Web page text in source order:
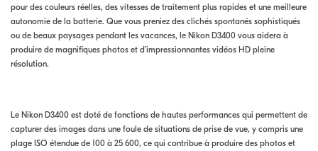
pour des couleurs réelles, des vitesses de traitement plus rapides et une meilleure
autonomie de la batterie. Que vous preniez des clichés spontanés sophistiqués
ou de beaux paysages pendant les vacances, le Nikon D3400 vous aidera à
produire de magnifiques photos et d’impressionnantes vidéos HD pleine
résolution.
Le Nikon D3400 est doté de fonctions de hautes performances qui permettent de
capturer des images dans une foule de situations de prise de vue, y compris une
plage ISO étendue de 100 à 25 600, ce qui contribue à produire des photos et